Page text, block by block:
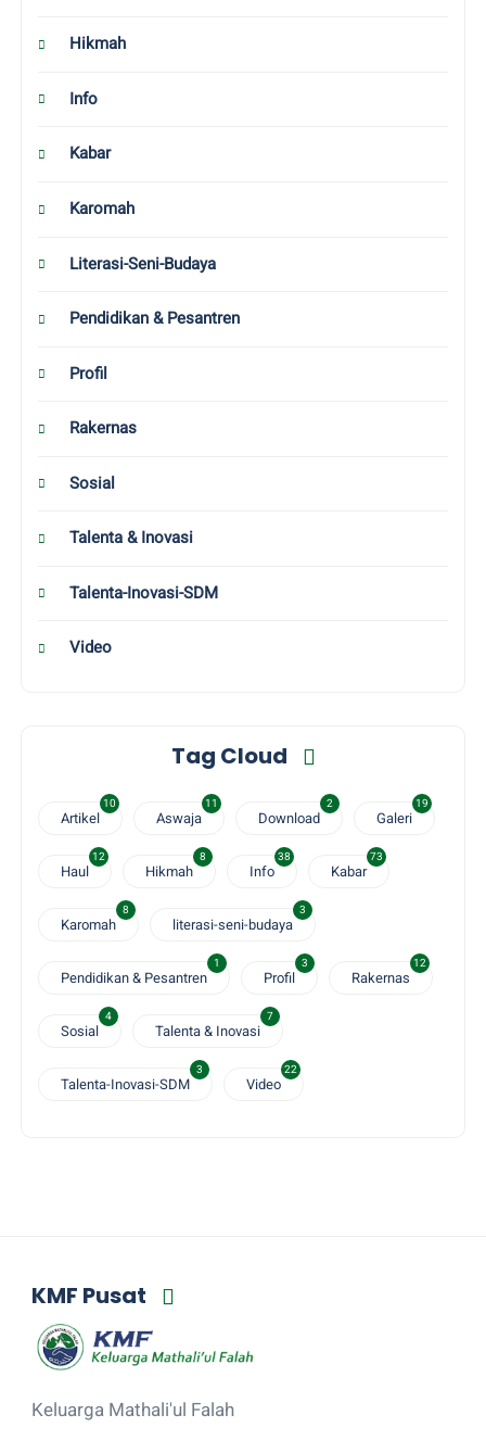
Hikmah
Info
Kabar
Karomah
Literasi-Seni-Budaya
Pendidikan & Pesantren
Profil
Rakernas
Sosial
Talenta & Inovasi
Talenta-Inovasi-SDM
Video
Tag Cloud
Artikel
10
Aswaja
11
Download
2
Galeri
19
Haul
12
Hikmah
8
Info
38
Kabar
73
Karomah
8
literasi-seni-budaya
3
Pendidikan & Pesantren
1
Profil
3
Rakernas
12
Sosial
4
Talenta & Inovasi
7
Talenta-Inovasi-SDM
3
Video
22
KMF Pusat
Keluarga Mathali'ul Falah